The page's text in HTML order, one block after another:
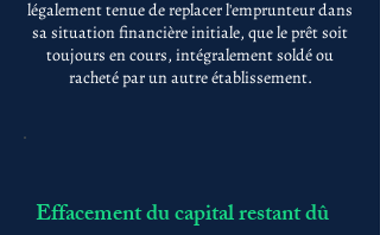
légalement tenue de replacer l'emprunteur dans
sa situation financière initiale, que le prêt soit
toujours en cours, intégralement soldé ou
racheté par un autre établissement.
Effacement du capital restant dû